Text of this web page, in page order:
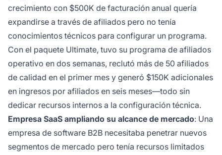
crecimiento con $500K de facturación anual quería
expandirse a través de afiliados pero no tenía
conocimientos técnicos para configurar un programa.
Con el paquete Ultimate, tuvo su programa de afiliados
operativo en dos semanas, reclutó más de 50 afiliados
de calidad en el primer mes y generó $150K adicionales
en ingresos por afiliados en seis meses—todo sin
dedicar recursos internos a la configuración técnica.
Empresa SaaS ampliando su alcance de mercado: Una
empresa de software B2B necesitaba penetrar nuevos
segmentos de mercado pero tenía recursos limitados